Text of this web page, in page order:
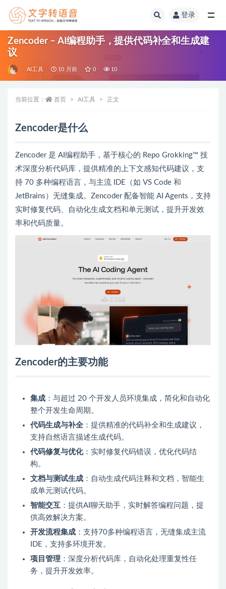
登录
Zencoder – AI编程助手，提供代码补全和生成建
议
AI工具 10 月前 0 10
当前位置： 首页 AI工具 正文
Zencoder是什么
Zencoder 是 AI编程助手，基于核心的 Repo Grokking™ 技
术深度分析代码库，提供精准的上下文感知代码建议，支
持 70 多种编程语言，与主流 IDE（如 VS Code 和
JetBrains）无缝集成。Zencoder 配备智能 AI Agents，支持
实时修复代码、自动化生成文档和单元测试，提升开发效
率和代码质量。
Zencoder的主要功能
集成 ：与超过 20 个开发人员环境集成，简化和自动化
整个开发生命周期。
代码生成与补全 ：提供精准的代码补全和生成建议，
支持自然语言描述生成代码。
代码修复与优化：实时修复代码错误，优化代码结
构。
文档与测试生成 ：自动生成代码注释和文档，智能生
成单元测试代码。
智能交互 ：提供AI聊天助手，实时解答编程问题，提
供高效解决方案。
开发流程集成 ：支持70多种编程语言，无缝集成主流
IDE，支持多环境开发。
项目管理 ：深度分析代码库，自动化处理重复性任
务，提升开发效率。